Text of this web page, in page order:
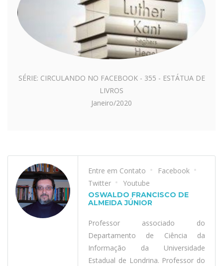
SÉRIE: CIRCULANDO NO FACEBOOK - 355 - ESTÁTUA DE
LIVROS
Janeiro/2020
Entre em Contato
Facebook
Twitter
Youtube
OSWALDO FRANCISCO DE
ALMEIDA JÚNIOR
Professor associado do
Departamento de Ciência da
Informação da Universidade
Estadual de Londrina. Professor do